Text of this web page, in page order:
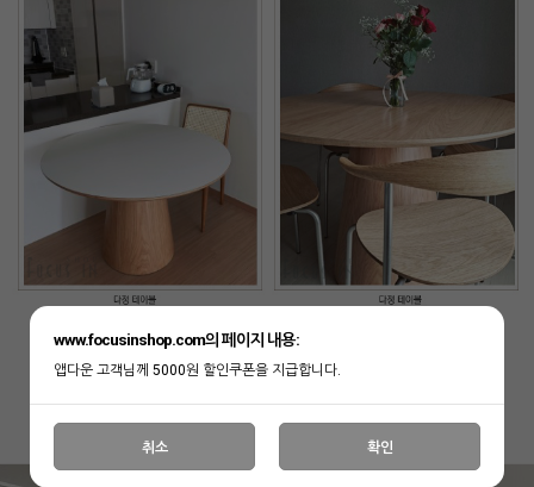
www.focusinshop.com의 페이지 내용:
앱다운 고객님께 5000원 할인쿠폰을 지급합니다.
취소 확인